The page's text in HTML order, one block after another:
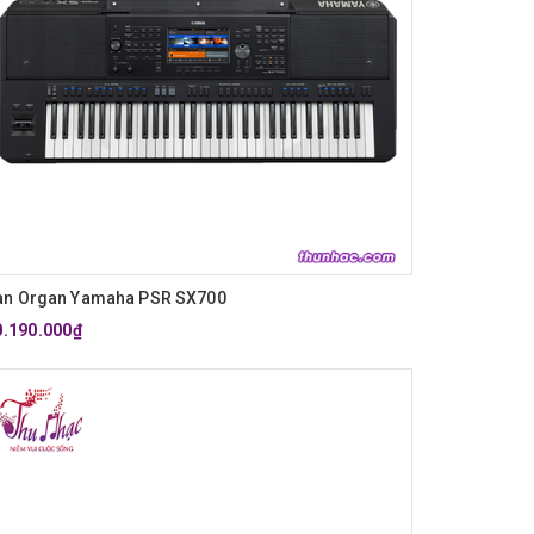
Organ Yamaha PSR SX700